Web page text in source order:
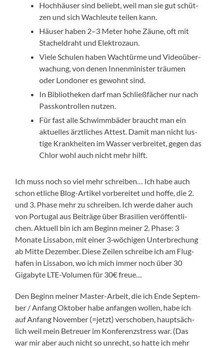
Hoch­häu­ser sind beliebt, weil man sie gut schüt­
zen und sich Wach­leu­te tei­len kann.
Häu­ser haben 2–3 Meter hohe Zäu­ne, oft mit
Sta­chel­draht und Elektrozaun.
Vie­le Schu­len haben Wach­tür­me und Video­über­
wa­chung, von denen Innen­mi­nis­ter träu­men
oder Lon­do­ner es gewohnt sind.
In Biblio­the­ken darf man Schließ­fä­cher nur nach
Pass­kon­trol­len nutzen.
Für fast alle Schwimm­bä­der braucht man ein
aktu­el­les ärzt­li­ches Attest. Damit man nicht lus­
ti­ge Krank­hei­ten im Was­ser ver­brei­tet, gegen das
Chlor wohl auch nicht mehr hilft.
Ich muss noch so viel mehr schrei­ben… Ich habe auch
schon etli­che Blog-Artikel vor­be­rei­tet und hof­fe, die 2.
und 3. Pha­se mehr zu schrei­ben. Ich wer­de daher auch
von Por­tu­gal aus Bei­trä­ge über Bra­si­li­en ver­öf­fent­li­
chen. Aktu­ell bin ich am Beginn mei­ner 2. Pha­se: 3
Mona­te Lis­sa­bon, mit einer 3‑wöchigen Unter­bre­chung
ab Mit­te Dezem­ber. Die­se Zei­len schrei­be ich am Flug­
ha­fen in Lis­sa­bon, wo ich mich immer noch über 30
Giga­byte LTE-Volumen für 30€ freue…
Den Beginn mei­ner Master-Arbeit, die ich Ende Sep­tem­
ber / Anfang Okto­ber habe anfan­gen wol­len, habe ich
auf Anfang Novem­ber (=jetzt) ver­scho­ben, haupt­säch­
lich weil mein Betreu­er im Kon­fe­renz­stress war. (Das
war mir aber auch nicht so unrecht, so hat­te ich mehr